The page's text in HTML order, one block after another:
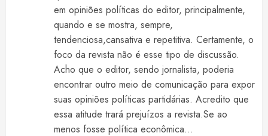
em opiniões políticas do editor, principalmente,
quando e se mostra, sempre,
tendenciosa,cansativa e repetitiva. Certamente, o
foco da revista não é esse tipo de discussão.
Acho que o editor, sendo jornalista, poderia
encontrar outro meio de comunicação para expor
suas opiniões políticas partidárias. Acredito que
essa atitude trará prejuízos a revista.Se ao
menos fosse política econômica…